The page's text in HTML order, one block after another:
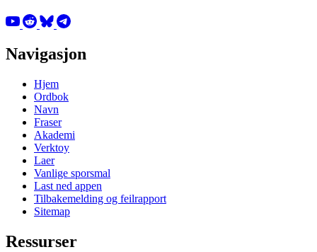
Navigasjon
Hjem
Ordbok
Navn
Fraser
Akademi
Verktoy
Laer
Vanlige sporsmal
Last ned appen
Tilbakemelding og feilrapport
Sitemap
Ressurser